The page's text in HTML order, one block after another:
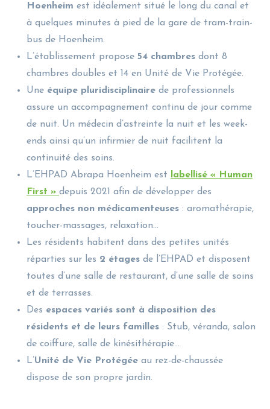
Hoenheim est idéalement situé le long du canal et
à quelques minutes à pied de la gare de tram-train-
bus de Hoenheim.
L’établissement propose 54 chambres dont 8
chambres doubles et 14 en Unité de Vie Protégée.
Une équipe pluridisciplinaire de professionnels
assure un accompagnement continu de jour comme
de nuit. Un médecin d’astreinte la nuit et les week-
ends ainsi qu’un infirmier de nuit facilitent la
continuité des soins.
L’EHPAD Abrapa Hoenheim est
labellisé « Human
First » depuis 2021 afin de développer des
approches non médicamenteuses : aromathérapie,
toucher-massages, relaxation…
Les résidents habitent dans des petites unités
réparties sur les 2 étages de l’EHPAD et disposent
toutes d’une salle de restaurant, d’une salle de soins
et de terrasses.
Des espaces variés sont à disposition des
résidents et de leurs familles : Stub, véranda, salon
de coiffure, salle de kinésithérapie…
L’Unité de Vie Protégée au rez-de-chaussée
dispose de son propre jardin.